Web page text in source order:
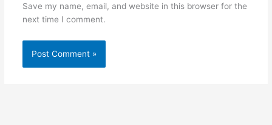
Save my name, email, and website in this browser for the
next time I comment.